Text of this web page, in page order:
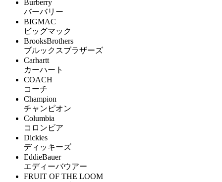
Burberry
バーバリー
BIGMAC
ビッグマック
BrooksBrothers
ブルックスブラザーズ
Carhartt
カーハート
COACH
コーチ
Champion
チャンピオン
Columbia
コロンビア
Dickies
ディッキーズ
EddieBauer
エディーバウアー
FRUIT OF THE LOOM